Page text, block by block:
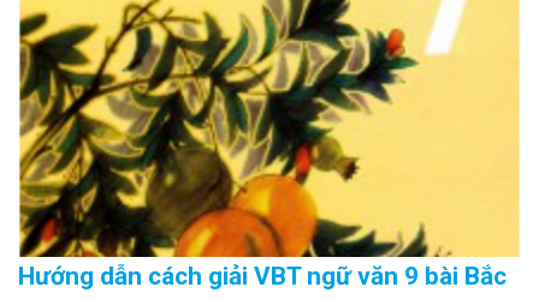
Hướng dẫn cách giải VBT ngữ văn 9 bài Bắc